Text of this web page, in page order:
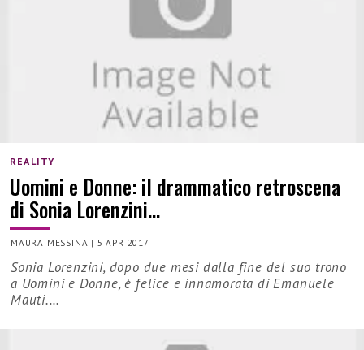
REALITY
Uomini e Donne: il drammatico retroscena
di Sonia Lorenzini…
MAURA MESSINA | 5 APR 2017
Sonia Lorenzini, dopo due mesi dalla fine del suo trono
a Uomini e Donne, è felice e innamorata di Emanuele
Mauti.…